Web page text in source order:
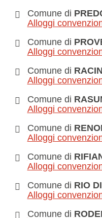
Comune di
Alloggi
Comune di
Alloggi
Comune di
Alloggi
Comune di
Alloggi
Comune di
Alloggi
Comune di
Alloggi
Comune di RIO
Alloggi
Comune di